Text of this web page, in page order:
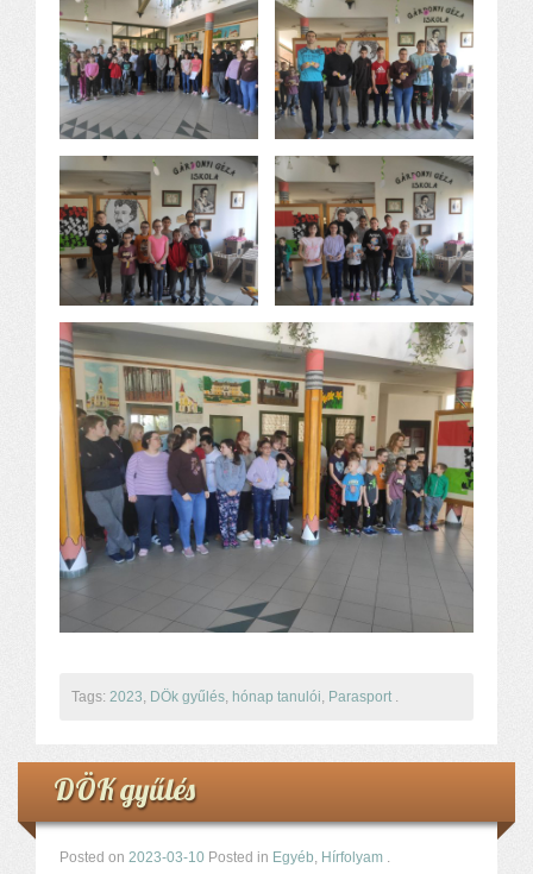
Tags: 2023 DÖk gyűlés hónap tanulói Parasport
DÖK gyűlés
Posted on 2023-03-10 Posted in Egyéb Hírfolyam